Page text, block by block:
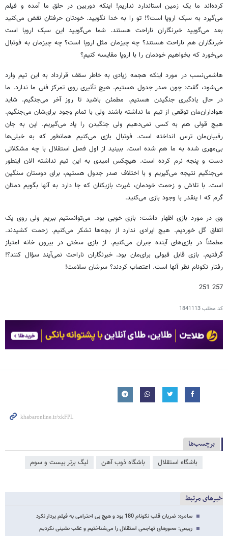
کرده‌اند ما یک زمین استاندارد نداریم! اینکه دوربین در حلق ما آمده و فیلم
می‌گیرد به سبک اروپا است؟! تو را به خدا نگویید. خودتان حرفتان نقض می‌کنید
بعد می‌گویید خبرنگاران ناراحت هستند. شما می‌گویید این سبک اروپا است
خبرنگاران هم ناراحت هستند؟ چه چیزمان مثل اروپا است؟ چه چیزمان به فوتبال
می‌خورد که بخواهیم خودمان را با اروپا مقایسه کنیم؟
هاشمی‌نسب در مورد اینکه هجمه زیادی به خاطر سقف قرارداد به این تیم وارد
می‌شود، گفت: چون صدر جدول هستیم. هیچ تأثیری روی تمرکز فنی ما ندارد. ما
در حال یادگیری جنگیدن هستیم. مطمئن باشید تا روز آخر می‌جنگیم. شاید
هواداران‌مان توقعی از تیم ما نداشته باشند ولی با تمام وجود برای‌شان می‌جنگیم.
هیچ قولی هم به کسی نمی‌دهیم ولی جنگیدن را یاد می‌گیریم. این به جان
رقیبان‌مان ترس انداخته است. فوتبال بازی می‌کنیم همانطور که به خیلی‌ها
بی‌مهری شده به ما هم شده است. ببینید از اول فصل استقلال با چه مشکلاتی
دست و پنجه نرم کرده است. هیچکس امیدی به این تیم نداشته الان اینطور
می‌جنگیم نتیجه می‌گیریم و با اختلاف صدر جدول هستیم، برای دوستان سنگین
است. با تلاش و زحمت خودمان، غیرت بازیکنان که جا دارد به آنها بگویم دمتان
گرم که ا ینقدر با وجود بازی می‌کنید.
وی در مورد بازی اظهار داشت: بازی خوبی بود. می‌توانستیم ببریم ولی روی یک
اتفاق گل خوردیم. هیچ ایرادی ندارد از بچه‌ها تشکر می‌کنیم. زحمت کشیدند.
مطمئناً در بازی‌های آینده جبران می‌کنیم. از بازی سختی در بیرون خانه امتیاز
گرفتیم. بازی قابل قبولی برای‌مان بود. خبرنگاران ناراحت نمی‌آیند سؤال کنند؟!
رفتار نکونام نظر آنها است. اعتصاب کردند؟ سرشان سلامت!
257 251
کد مطلب1841113
برچسب‌ها
باشگاه استقلال باشگاه ذوب آهن لیگ برتر بیست و سوم
خبرهای مرتبط
سامره:‌ ضربان قلب نکونام 180 بود و هیچ بی احترامی به فیلم بردار نکرد
ربیعی: محورهای تهاجمی استقلال را می‌شناختیم و عقب نشینی نکردیم